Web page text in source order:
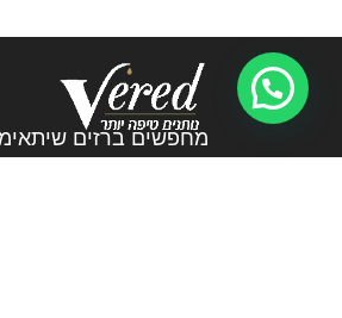
מחפשים ברזים